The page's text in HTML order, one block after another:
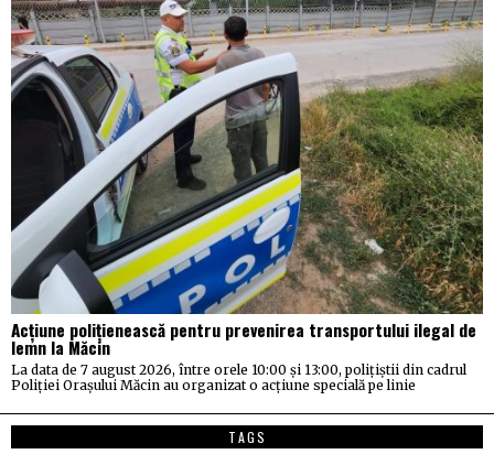
Acțiune polițienească pentru prevenirea transportului ilegal de
lemn la Măcin
La data de 7 august 2026, între orele 10:00 și 13:00, polițiștii din cadrul
Poliției Orașului Măcin au organizat o acțiune specială pe linie
TAGS